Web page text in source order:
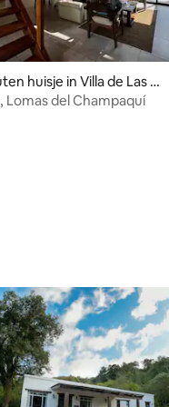
huisje in Villa de Las R
Lomas del Champaquí